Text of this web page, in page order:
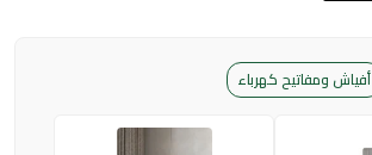
أفياش ومفاتيح كهرباء